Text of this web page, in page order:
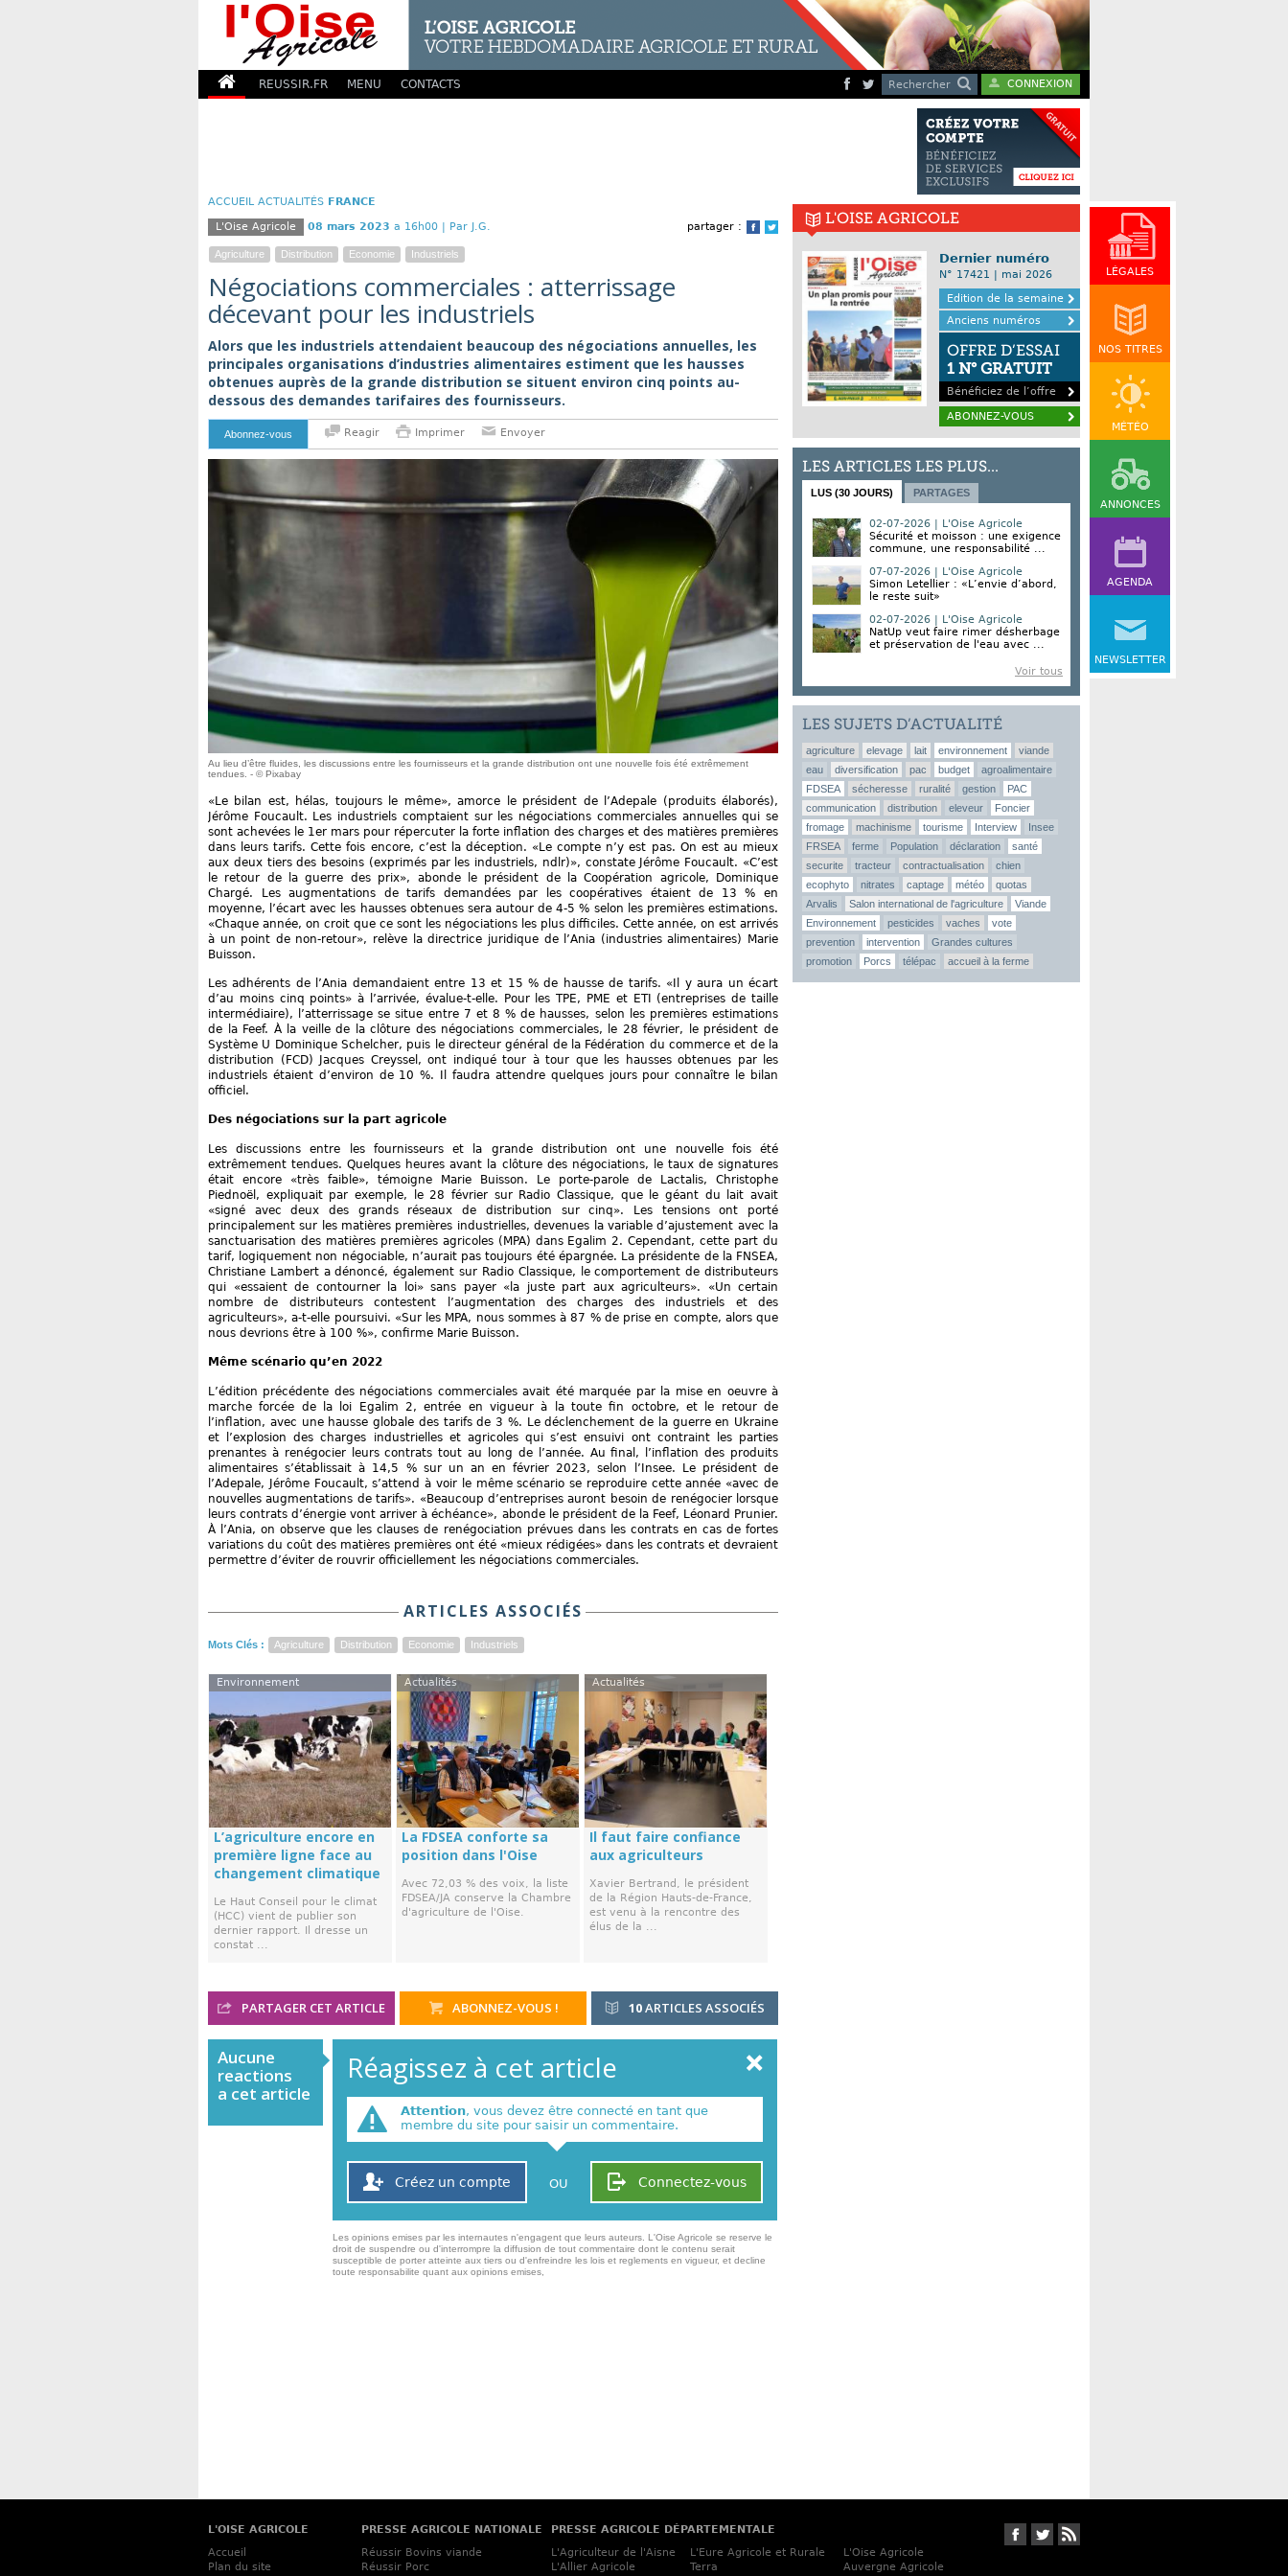
REUSSIR.FR MENU CONTACTS Rechercher CONNEXION
LÉGALES
NOS TITRES
MÉTÉO
ANNONCES
AGENDA
NEWSLETTER
ACCUEIL ACTUALITÉS FRANCE
partager :
Facebook
Twitter
L'Oise Agricole 08 mars 2023 a 16h00 | Par J.G.
Agriculture Distribution Economie Industriels
Négociations commerciales : atterrissage
décevant pour les industriels
Alors que les industriels attendaient beaucoup des négociations annuelles, les
principales organisations d’industries alimentaires estiment que les hausses
obtenues auprès de la grande distribution se situent environ cinq points au-
dessous des demandes tarifaires des fournisseurs.
Abonnez-vous Reagir Imprimer Envoyer
Au lieu d’être fluides, les discussions entre les fournisseurs et la grande distribution ont une nouvelle fois été extrêmement
tendues. - © Pixabay
«Le bilan est, hélas, toujours le même», amorce le président de l’Adepale (produits élaborés),
Jérôme Foucault. Les industriels comptaient sur les négociations commerciales annuelles qui se
sont achevées le 1er mars pour répercuter la forte inflation des charges et des matières premières
dans leurs tarifs. Cette fois encore, c’est la déception. «Le compte n’y est pas. On est au mieux
aux deux tiers des besoins (exprimés par les industriels, ndlr)», constate Jérôme Foucault. «C’est
le retour de la guerre des prix», abonde le président de la Coopération agricole, Dominique
Chargé. Les augmentations de tarifs demandées par les coopératives étaient de 13 % en
moyenne, l’écart avec les hausses obtenues sera autour de 4-5 % selon les premières estimations.
«Chaque année, on croit que ce sont les négociations les plus difficiles. Cette année, on est arrivés
à un point de non-retour», relève la directrice juridique de l’Ania (industries alimentaires) Marie
Buisson.
Les adhérents de l’Ania demandaient entre 13 et 15 % de hausse de tarifs. «Il y aura un écart
d’au moins cinq points» à l’arrivée, évalue-t-elle. Pour les TPE, PME et ETI (entreprises de taille
intermédiaire), l’atterrissage se situe entre 7 et 8 % de hausses, selon les premières estimations
de la Feef. À la veille de la clôture des négociations commerciales, le 28 février, le président de
Système U Dominique Schelcher, puis le directeur général de la Fédération du commerce et de la
distribution (FCD) Jacques Creyssel, ont indiqué tour à tour que les hausses obtenues par les
industriels étaient d’environ de 10 %. Il faudra attendre quelques jours pour connaître le bilan
officiel.
Des négociations sur la part agricole
Les discussions entre les fournisseurs et la grande distribution ont une nouvelle fois été
extrêmement tendues. Quelques heures avant la clôture des négociations, le taux de signatures
était encore «très faible», témoigne Marie Buisson. Le porte-parole de Lactalis, Christophe
Piednoël, expliquait par exemple, le 28 février sur Radio Classique, que le géant du lait avait
«signé avec deux des grands réseaux de distribution sur cinq». Les tensions ont porté
principalement sur les matières premières industrielles, devenues la variable d’ajustement avec la
sanctuarisation des matières premières agricoles (MPA) dans Egalim 2. Cependant, cette part du
tarif, logiquement non négociable, n’aurait pas toujours été épargnée. La présidente de la FNSEA,
Christiane Lambert a dénoncé, également sur Radio Classique, le comportement de distributeurs
qui «essaient de contourner la loi» sans payer «la juste part aux agriculteurs». «Un certain
nombre de distributeurs contestent l’augmentation des charges des industriels et des
agriculteurs», a-t-elle poursuivi. «Sur les MPA, nous sommes à 87 % de prise en compte, alors que
nous devrions être à 100 %», confirme Marie Buisson.
Même scénario qu’en 2022
L’édition précédente des négociations commerciales avait été marquée par la mise en oeuvre à
marche forcée de la loi Egalim 2, entrée en vigueur à la toute fin octobre, et le retour de
l’inflation, avec une hausse globale des tarifs de 3 %. Le déclenchement de la guerre en Ukraine
et l’explosion des charges industrielles et agricoles qui s’est ensuivi ont contraint les parties
prenantes à renégocier leurs contrats tout au long de l’année. Au final, l’inflation des produits
alimentaires s’établissait à 14,5 % sur un an en février 2023, selon l’Insee. Le président de
l’Adepale, Jérôme Foucault, s’attend à voir le même scénario se reproduire cette année «avec de
nouvelles augmentations de tarifs». «Beaucoup d’entreprises auront besoin de renégocier lorsque
leurs contrats d’énergie vont arriver à échéance», abonde le président de la Feef, Léonard Prunier.
À l’Ania, on observe que les clauses de renégociation prévues dans les contrats en cas de fortes
variations du coût des matières premières ont été «mieux rédigées» dans les contrats et devraient
permettre d’éviter de rouvrir officiellement les négociations commerciales.
ARTICLES ASSOCIÉS
Mots Clés : Agriculture Distribution Economie Industriels
Environnement
L’agriculture encore en
première ligne face au
changement climatique
Le Haut Conseil pour le climat
(HCC) vient de publier son
dernier rapport. Il dresse un
constat ...
Actualités
La FDSEA conforte sa
position dans l'Oise
Avec 72,03 % des voix, la liste
FDSEA/JA conserve la Chambre
d'agriculture de l'Oise.
Actualités
Il faut faire confiance
aux agriculteurs
Xavier Bertrand, le président
de la Région Hauts-de-France,
est venu à la rencontre des
élus de la ...
10ARTICLES ASSOCIÉS
PARTAGER CET ARTICLE ABONNEZ-VOUS !
Aucune
reactions
a cet article
Réagissez à cet article
Attention, vous devez être connecté en tant que
membre du site pour saisir un commentaire.
Connectez-vous
Créez un compte OU
Les opinions emises par les internautes n'engagent que leurs auteurs. L'Oise Agricole se reserve le
droit de suspendre ou d'interrompre la diffusion de tout commentaire dont le contenu serait
susceptible de porter atteinte aux tiers ou d'enfreindre les lois et reglements en vigueur, et decline
toute responsabilite quant aux opinions emises,
L'OISE AGRICOLE
Dernier numéro
N° 17421 | mai 2026
Edition de la semaine
Anciens numéros
OFFRE D’ESSAI
1 N° GRATUIT
Bénéficiez de l’offre
ABONNEZ-VOUS
LES ARTICLES LES PLUS...
LUS (30 JOURS) PARTAGES
02-07-2026 | L'Oise Agricole
Sécurité et moisson : une exigence
commune, une responsabilité ...
07-07-2026 | L'Oise Agricole
Simon Letellier : «L’envie d’abord,
le reste suit»
02-07-2026 | L'Oise Agricole
NatUp veut faire rimer désherbage
et préservation de l'eau avec ...
Voir tous
LES SUJETS D’ACTUALITÉ
agriculture elevage lait environnement
viande
eau
diversification pac budget
agroalimentaire
FDSEA
sécheresse ruralité gestion
PAC
communication
distribution eleveur
Foncier
fromage
machinisme tourisme Interview
Insee
FRSEA
ferme Population déclaration
santé
securite
tracteur contractualisation
chien
ecophyto
nitrates captage météo
quotas
Arvalis
Salon international de l'agriculture
Viande
Environnement
pesticides vaches
vote
prevention
intervention
Grandes cultures
promotion
Porcs télépac accueil à la ferme
Suivez-nous sur Facebook
Suivez-nous sur Twitter
L'OISE AGRICOLE
Accueil
Plan du site
PRESSE AGRICOLE NATIONALE
Réussir Bovins viande
Réussir Porc
PRESSE AGRICOLE DÉPARTEMENTALE
L'Agriculteur de l'Aisne
L'Allier Agricole
L'Eure Agricole et Rurale
Terra
L'Oise Agricole
Auvergne Agricole